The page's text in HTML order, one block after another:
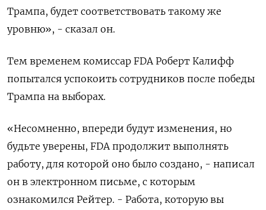
Трампа, будет соответствовать такому же
уровню», - сказал он.
Тем временем комиссар FDA Роберт Калифф
попытался успокоить сотрудников после победы
Трампа на выборах.
«Несомненно, впереди будут изменения, но
будьте уверены, FDA продолжит выполнять
работу, для которой оно было создано, - написал
он в электронном письме, с которым
ознакомился Рейтер. - Работа, которую вы